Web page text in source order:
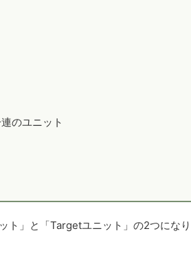
のユニット
ト」と「Targetユニット」の2つにな